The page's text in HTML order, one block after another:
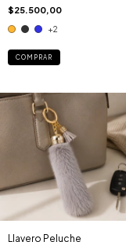
$25.500,00
+2
COMPRAR
Llavero Peluche